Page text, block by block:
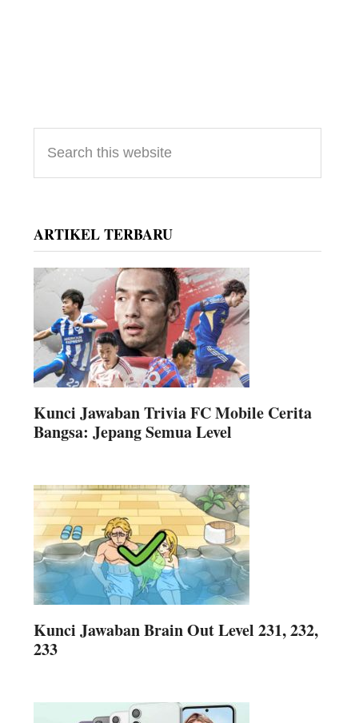
Primary
Sidebar
this
website
ARTIKEL TERBARU
Kunci Jawaban Trivia FC Mobile Cerita
Bangsa: Jepang Semua Level
Kunci Jawaban Brain Out Level 231, 232,
233